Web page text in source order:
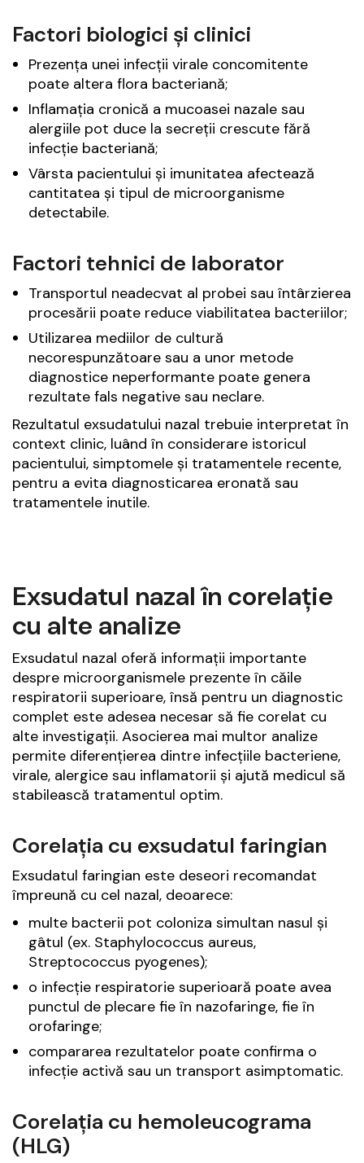
Factori biologici și clinici
Prezența unei infecții virale concomitente
poate altera flora bacteriană;
Inflamația cronică a mucoasei nazale sau
alergiile pot duce la secreții crescute fără
infecție bacteriană;
Vârsta pacientului și imunitatea afectează
cantitatea și tipul de microorganisme
detectabile.
Factori tehnici de laborator
Transportul neadecvat al probei sau întârzierea
procesării poate reduce viabilitatea bacteriilor;
Utilizarea mediilor de cultură
necorespunzătoare sau a unor metode
diagnostice neperformante poate genera
rezultate fals negative sau neclare.
Rezultatul exsudatului nazal trebuie interpretat în
context clinic, luând în considerare istoricul
pacientului, simptomele și tratamentele recente,
pentru a evita diagnosticarea eronată sau
tratamentele inutile.
Exsudatul nazal în corelație
cu alte analize
Exsudatul nazal oferă informații importante
despre microorganismele prezente în căile
respiratorii superioare, însă pentru un diagnostic
complet este adesea necesar să fie corelat cu
alte investigații. Asocierea mai multor analize
permite diferențierea dintre infecțiile bacteriene,
virale, alergice sau inflamatorii și ajută medicul să
stabilească tratamentul optim.
Corelația cu exsudatul faringian
Exsudatul faringian este deseori recomandat
împreună cu cel nazal, deoarece:
multe bacterii pot coloniza simultan nasul și
gâtul (ex. Staphylococcus aureus,
Streptococcus pyogenes);
o infecție respiratorie superioară poate avea
punctul de plecare fie în nazofaringe, fie în
orofaringe;
compararea rezultatelor poate confirma o
infecție activă sau un transport asimptomatic.
Corelația cu hemoleucograma
(HLG)